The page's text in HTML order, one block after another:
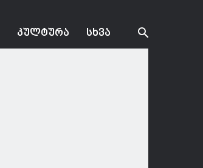
ᲙᲣᲚᲢᲣᲠᲐ ᲡᲮᲕᲐ